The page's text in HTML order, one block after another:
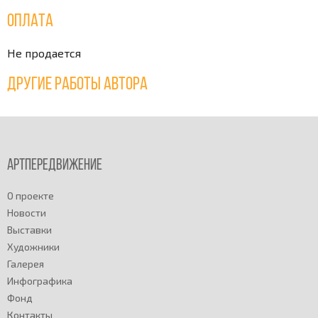
Оплата
Не продается
Другие работы автора
Артпередвижение
О проекте
Новости
Выставки
Художники
Галерея
Инфографика
Фонд
Контакты